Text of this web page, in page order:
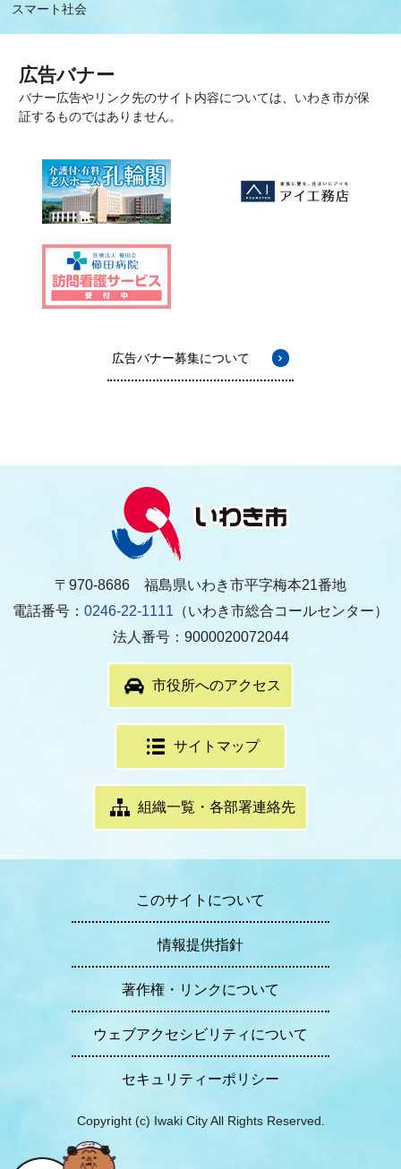
スマート社会
広告バナー
バナー広告やリンク先のサイト内容については、いわき市が保
証するものではありません。
広告バナー募集について
〒970-8686 福島県いわき市平字梅本21番地
電話番号： 0246-22-1111 （いわき市総合コールセンター）
法人番号：9000020072044
市役所へのアクセス
サイトマップ
組織一覧・各部署連絡先
このサイトについて
情報提供指針
著作権・リンクについて
ウェブアクセシビリティについて
セキュリティーポリシー
Copyright (c) Iwaki City All Rights Reserved.